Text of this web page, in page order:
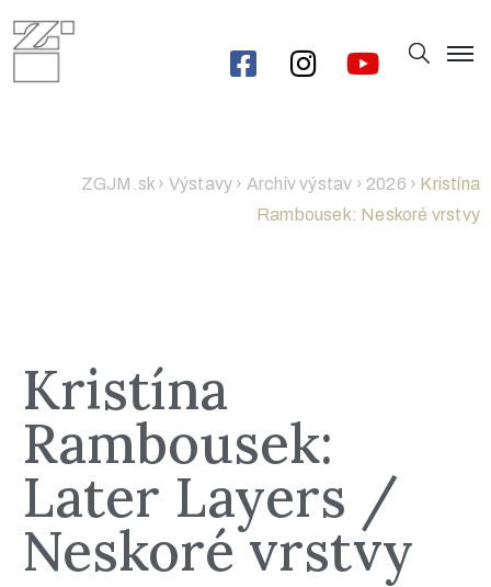
ZGJM.sk › Výstavy › Archív výstav › 2026 › Kristína
Rambousek: Neskoré vrstvy
Kristína
Rambousek:
Later Layers /
Neskoré vrstvy